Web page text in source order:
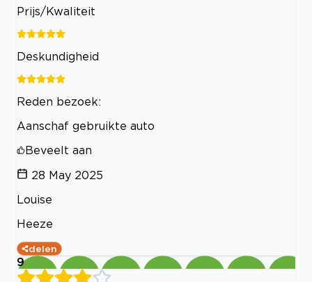
Prijs/Kwaliteit
Deskundigheid
Reden bezoek:
Aanschaf gebruikte auto
Beveelt aan
28 May 2025
Louise
Heeze
delen
9